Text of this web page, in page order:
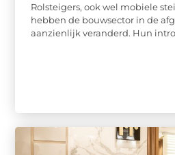
Rolsteigers, ook wel mobiele
hebben de bouwsector in de
aanzienlijk veranderd. Hun